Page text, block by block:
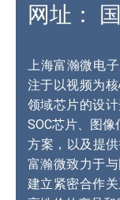
网址：
上海富瀚微电
注于以视频为
领域芯片的设
SOC芯片、图
方案，以及提
富瀚微致力于
建立紧密合作